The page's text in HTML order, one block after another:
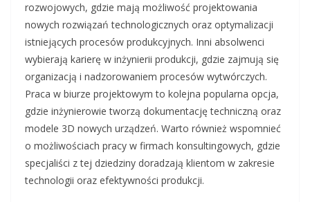
rozwojowych, gdzie mają możliwość projektowania
nowych rozwiązań technologicznych oraz optymalizacji
istniejących procesów produkcyjnych. Inni absolwenci
wybierają karierę w inżynierii produkcji, gdzie zajmują się
organizacją i nadzorowaniem procesów wytwórczych.
Praca w biurze projektowym to kolejna popularna opcja,
gdzie inżynierowie tworzą dokumentację techniczną oraz
modele 3D nowych urządzeń. Warto również wspomnieć
o możliwościach pracy w firmach konsultingowych, gdzie
specjaliści z tej dziedziny doradzają klientom w zakresie
technologii oraz efektywności produkcji.